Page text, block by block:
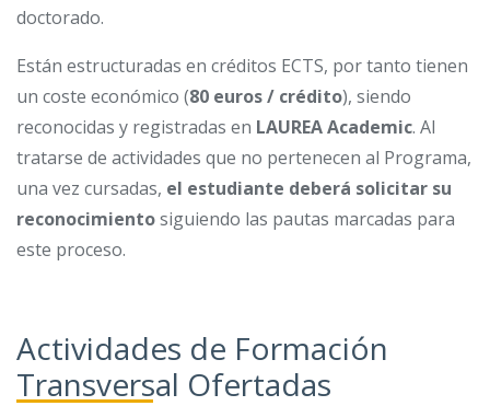
doctorado.
Están estructuradas en créditos ECTS, por tanto tienen
un coste económico (80 euros / crédito), siendo
reconocidas y registradas en LAUREA Academic. Al
tratarse de actividades que no pertenecen al Programa,
una vez cursadas, el estudiante deberá solicitar su
reconocimientosiguiendo las pautas marcadas para
este proceso.
Actividades de Formación
Transversal Ofertadas